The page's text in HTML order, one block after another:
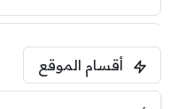
فرينتسفاروشي
أقسام الموقع